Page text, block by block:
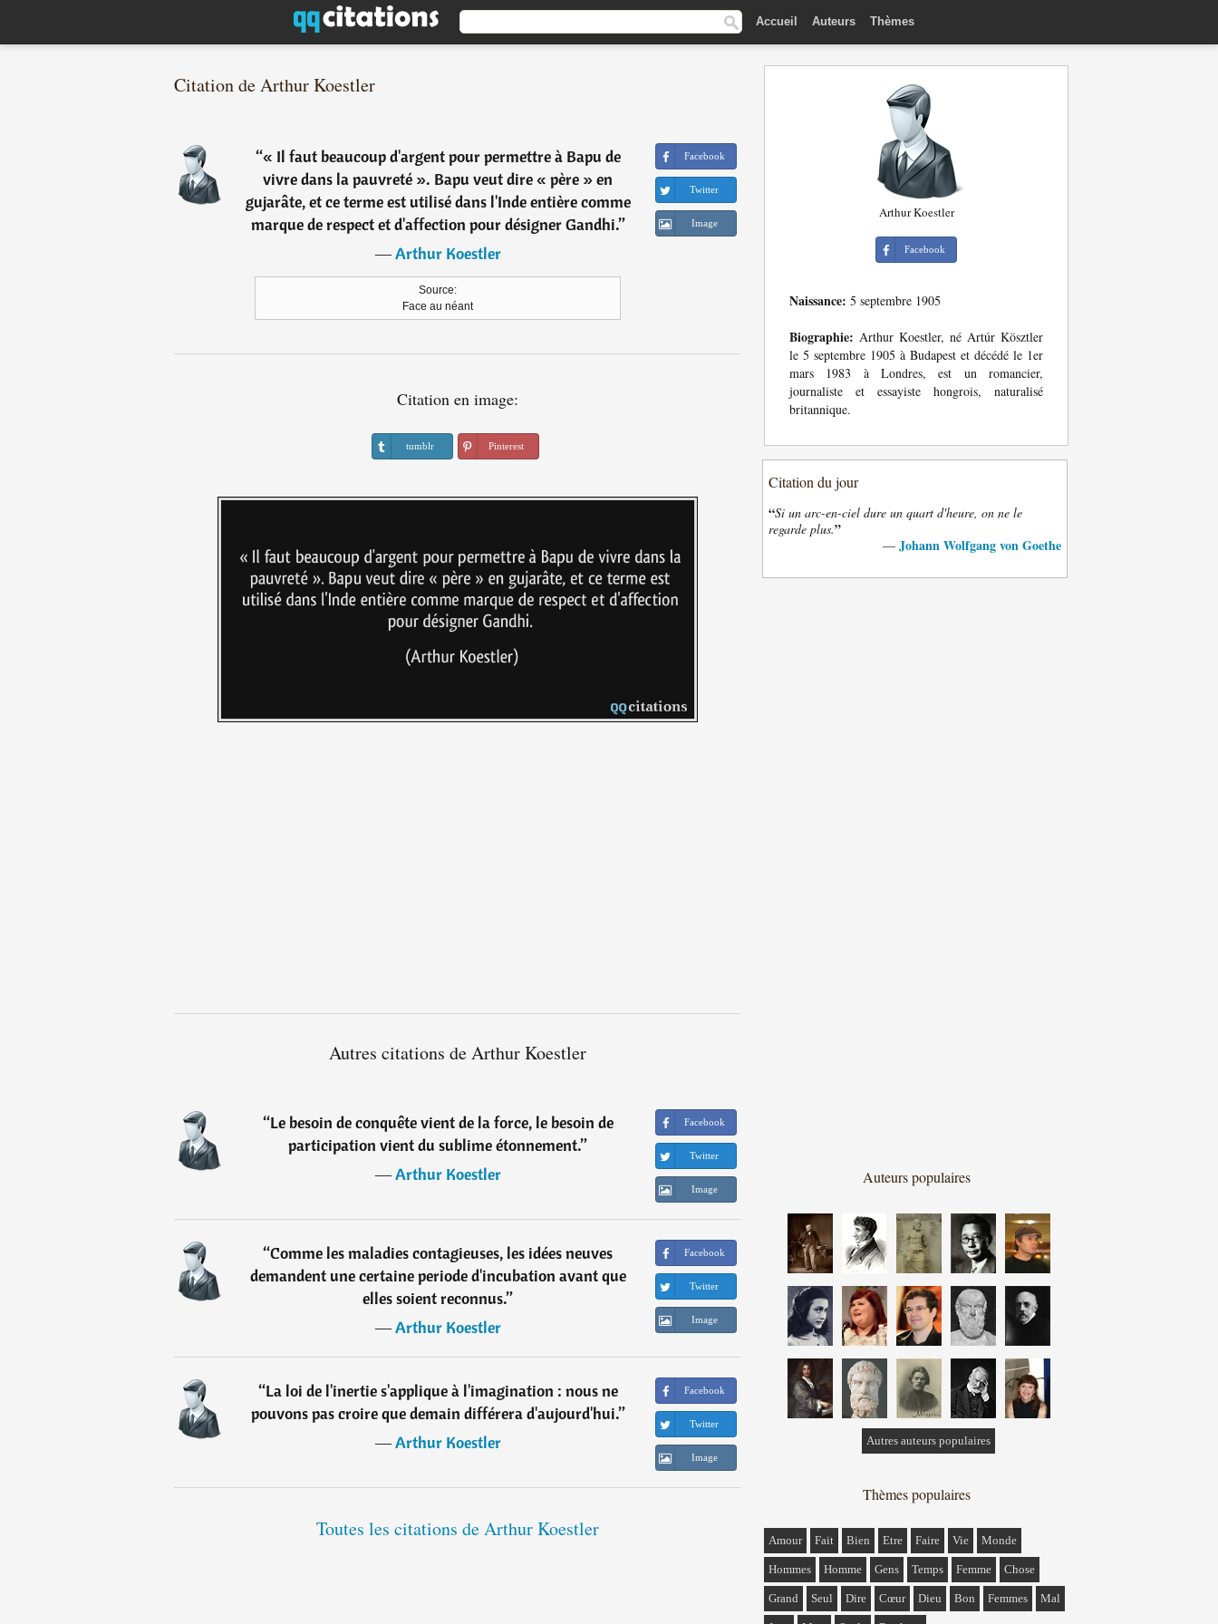
Accueil Auteurs Thèmes
Citation de Arthur Koestler
“« Il faut beaucoup d'argent pour permettre à Bapu de
vivre dans la pauvreté ». Bapu veut dire « père » en
gujarâte, et ce terme est utilisé dans l'Inde entière comme
marque de respect et d'affection pour désigner Gandhi.”
―Arthur Koestler
Source:
Face au néant
Facebook
Twitter
Image
Citation en image:
tumblr Pinterest
Autres citations de Arthur Koestler
“Le besoin de conquête vient de la force, le besoin de
participation vient du sublime étonnement.”
―Arthur Koestler
Facebook
Twitter
Image
“Comme les maladies contagieuses, les idées neuves
demandent une certaine periode d'incubation avant que
elles soient reconnus.”
―Arthur Koestler
Facebook
Twitter
Image
“La loi de l'inertie s'applique à l'imagination : nous ne
pouvons pas croire que demain différera d'aujourd'hui.”
―Arthur Koestler
Facebook
Twitter
Image
Toutes les citations de Arthur Koestler
Arthur Koestler
Facebook
Naissance: 5 septembre 1905
Biographie: Arthur Koestler, né Artúr Kösztler
le 5 septembre 1905 à Budapest et décédé le 1er
mars 1983 à Londres, est un romancier,
journaliste et essayiste hongrois, naturalisé
britannique.
Citation du jour
“Si un arc-en-ciel dure un quart d'heure, on ne le
regarde plus.”
— Johann Wolfgang von Goethe
Auteurs populaires
Autres auteurs populaires
Thèmes populaires
Amour Fait Bien Etre Faire Vie Monde
Hommes Homme Gens Temps Femme Chose
Grand Seul Dire Cœur Dieu Bon Femmes Mal